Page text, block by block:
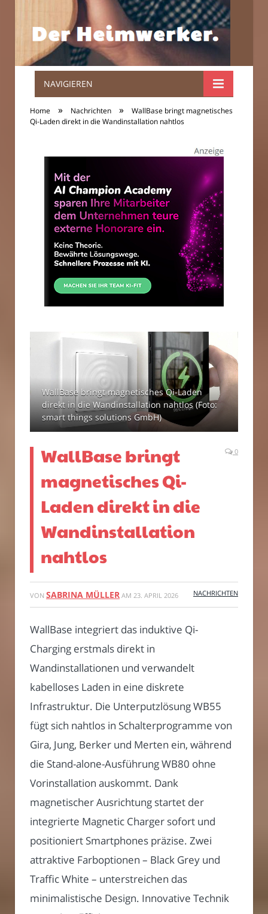
Der
Heimwerker.
NAVIGIEREN
Home » Nachrichten »
WallBase bringt magnetisches
Qi-Laden direkt in die Wandinstallation nahtlos
WallBase bringt magnetisches Qi-Laden
direkt in die Wandinstallation nahtlos (Foto:
smart things solutions GmbH)
WallBase bringt
magnetisches Qi-
Laden direkt in die
Wandinstallation
nahtlos
0
VON SABRINA MÜLLER AM 23. APRIL 2026 NACHRICHTEN
WallBase integriert das induktive Qi-
Charging erstmals direkt in
Wandinstallationen und verwandelt
kabelloses Laden in eine diskrete
Infrastruktur. Die Unterputzlösung WB55
fügt sich nahtlos in Schalterprogramme von
Gira, Jung, Berker und Merten ein, während
die Stand-alone-Ausführung WB80 ohne
Vorinstallation auskommt. Dank
magnetischer Ausrichtung startet der
integrierte Magnetic Charger sofort und
positioniert Smartphones präzise. Zwei
attraktive Farboptionen – Black Grey und
Traffic White – unterstreichen das
minimalistische Design. Innovative Technik